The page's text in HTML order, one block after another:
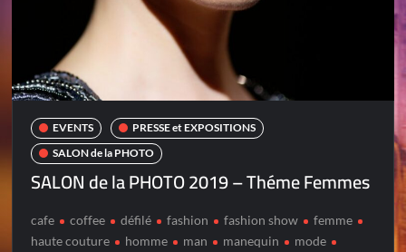
EVENTS
PRESSE et EXPOSITIONS
SALON de la PHOTO
SALON de la PHOTO 2019 – Théme Femmes
cafe coffee défilé fashion fashion show
femme
haute couture
homme man manequin
mode